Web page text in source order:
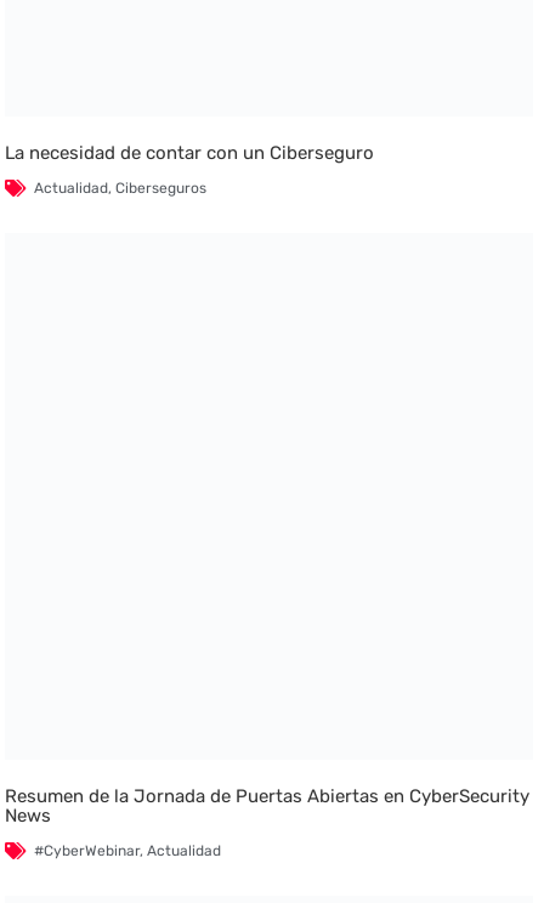
La necesidad de contar con un Ciberseguro
Actualidad,Ciberseguros
Resumen de la Jornada de Puertas Abiertas en CyberSecurity
News
#CyberWebinar,Actualidad